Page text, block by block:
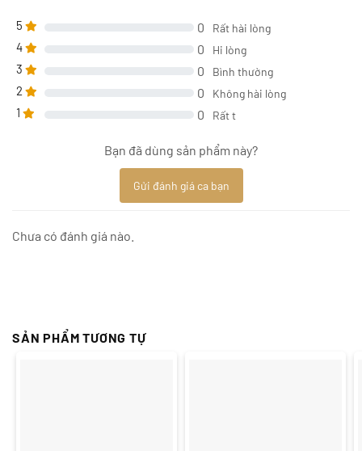
5 0 Rất hài lòng
4 0 Hi lòng
3 0 Bình thường
2 0 Không hài lòng
1 0 Rất t
Bạn đã dùng sản phẩm này?
Gửi đánh giá ca bạn
Chưa có đánh giá nào.
SẢN PHẨM TƯƠNG TỰ